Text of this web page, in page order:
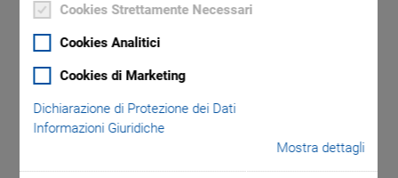
Cookies Strettamente Necessari
Cookies Analitici
Cookies di Marketing
Dichiarazione di Protezione dei Dati
Informazioni Giuridiche
Mostra dettagli
Q-632 Q‑MOTION® ROTATION STAGE
Q-622 Q-Motion
Miniature Rotation